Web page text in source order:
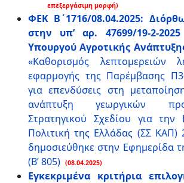
επεξεργάσιμη μορφή)
ΦΕΚ Β΄1716/08.04.2025:
στην υπ’ αρ. 47699/19-2-
Υπουργού Αγροτικής
«Καθορισμός λεπτομερειών
εφαρμογής της Παρέμβασης Π3-
για επενδύσεις στη
ανάπτυξη γεωργικών
Στρατηγικού Σχεδίου για την
Πολιτική της Ελλάδας (ΣΣ ΚΑΠ)
δημοσιεύθηκε στην Εφημερίδα
(Β’ 805) (08.04.2025)
Εγκεκριμένα κριτήρια